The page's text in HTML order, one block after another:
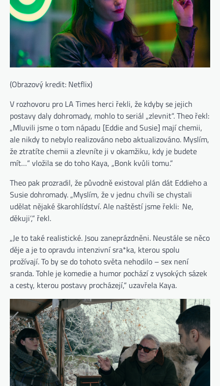
(Obrazový kredit: Netflix)
V rozhovoru pro LA Times herci řekli, že kdyby se jejich
postavy daly dohromady, mohlo to seriál „zlevnit“. Theo řekl:
„Mluvili jsme o tom nápadu [Eddie and Susie] mají chemii,
ale nikdy to nebylo realizováno nebo aktualizováno. Myslím,
že ztratíte chemii a zlevníte ji v okamžiku, kdy je budete
mít…“ vložila se do toho Kaya, „Bonk kvůli tomu.“
Theo pak prozradil, že původně existoval plán dát Eddieho a
Susie dohromady. „Myslím, že v jednu chvíli se chystali
udělat nějaké škarohlídství. Ale naštěstí jsme řekli: ‚Ne,
děkuji‘,“ řekl.
„Je to také realistické. Jsou zaneprázdněni. Neustále se něco
děje a je to opravdu intenzivní sra*ka, kterou spolu
prožívají. To by se do tohoto světa nehodilo – sex není
sranda. Tohle je komedie a humor pochází z vysokých sázek
a cesty, kterou postavy procházejí,“ uzavřela Kaya.